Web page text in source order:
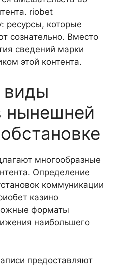
riobet
ресурсы, которые
сознательно. Вместо
сведений марки
этой контента.
нынешней
многообразные
Определение
коммуникации
казино
форматы
наибольшего
предоставляют